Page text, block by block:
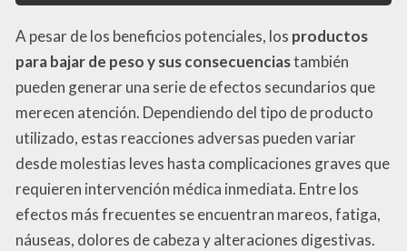
A pesar de los beneficios potenciales, los productos
para bajar de peso y sus consecuenciastambién
pueden generar una serie de efectos secundarios que
merecen atención. Dependiendo del tipo de producto
utilizado, estas reacciones adversas pueden variar
desde molestias leves hasta complicaciones graves que
requieren intervención médica inmediata. Entre los
efectos más frecuentes se encuentran mareos, fatiga,
náuseas, dolores de cabeza y alteraciones digestivas.